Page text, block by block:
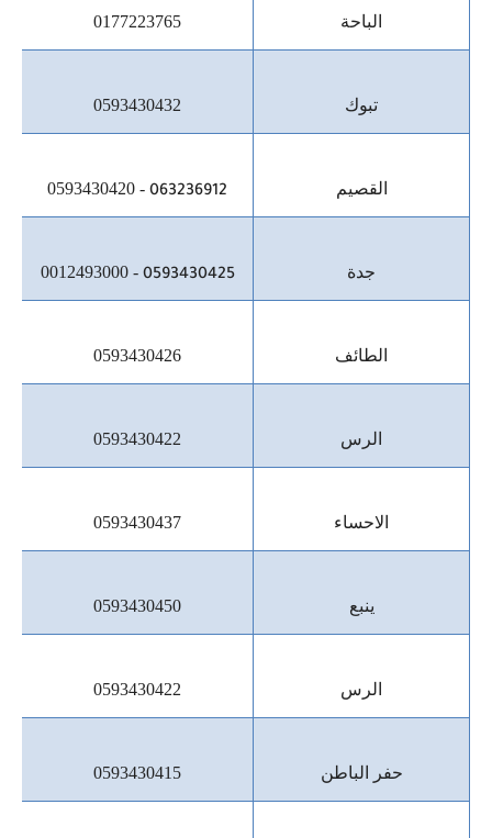
الباحة 0177223765
تبوك 0593430432
القصيم 0593430420 - 063236912
جدة 0012493000 - 0593430425
الطائف 0593430426
الرس 0593430422
الاحساء 0593430437
ينبع 0593430450
الرس 0593430422
حفر الباطن 0593430415